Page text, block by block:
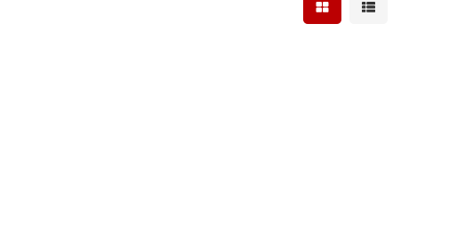
Mostrar resultados em
Mostrar